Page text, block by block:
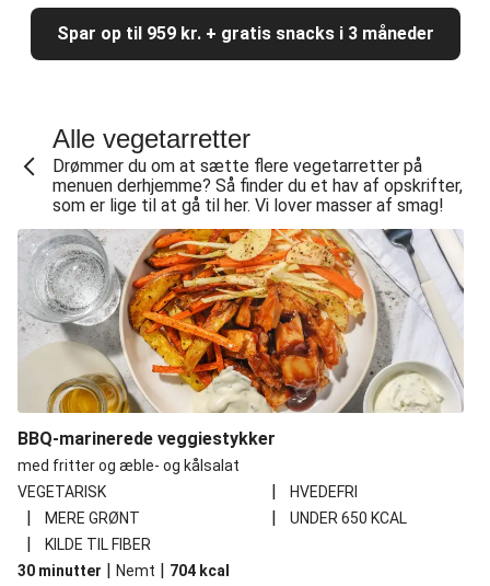
Spar op til 959 kr. + gratis snacks i 3 måneder
Alle vegetarretter
Drømmer du om at sætte flere vegetarretter på
menuen derhjemme? Så finder du et hav af opskrifter,
som er lige til at gå til her. Vi lover masser af smag!
BBQ-marinerede veggiestykker
med fritter og æble- og kålsalat
VEGETARISK
| HVEDEFRI
| MERE GRØNT | UNDER 650 KCAL
|
KILDE TIL FIBER
30 minutter | Nemt | 704 kcal